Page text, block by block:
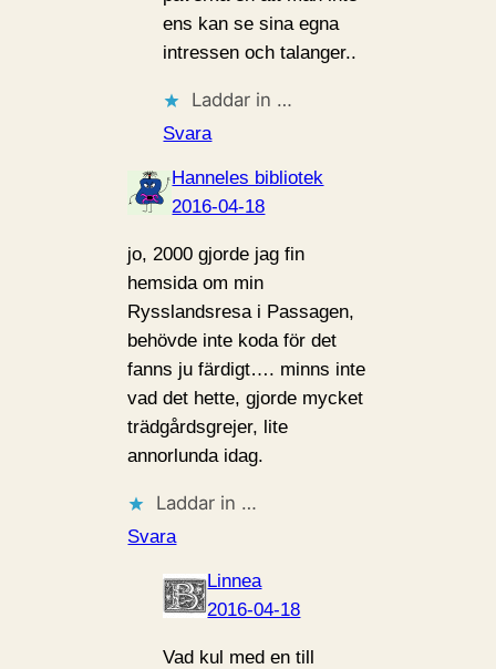
ens kan se sina egna
intressen och talanger..
Laddar in …
Svara
Hanneles bibliotek
2016-04-18
jo, 2000 gjorde jag fin
hemsida om min
Rysslandsresa i Passagen,
behövde inte koda för det
fanns ju färdigt…. minns inte
vad det hette, gjorde mycket
trädgårdsgrejer, lite
annorlunda idag.
Laddar in …
Svara
Linnea
2016-04-18
Vad kul med en till